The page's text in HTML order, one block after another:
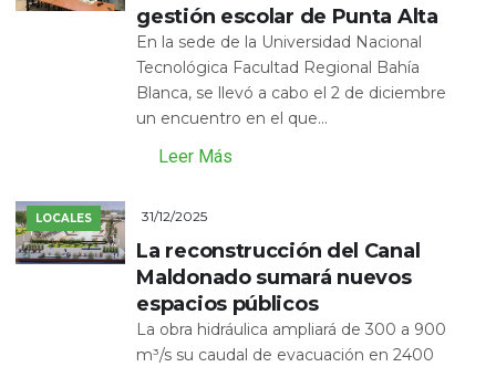
gestión escolar de Punta Alta
En la sede de la Universidad Nacional
Tecnológica Facultad Regional Bahía
Blanca, se llevó a cabo el 2 de diciembre
un encuentro en el que...
Leer Más
LOCALES 31/12/2025
La reconstrucción del Canal
Maldonado sumará nuevos
espacios públicos
La obra hidráulica ampliará de 300 a 900
m³/s su caudal de evacuación en 2400